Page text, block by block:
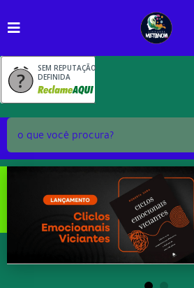
SEM REPUTAÇÃO
DEFINIDA